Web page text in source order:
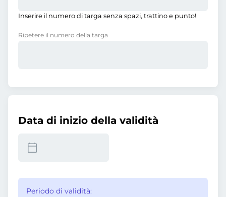
Inserire il numero di targa senza spazi, trattino e punto!
Ripetere il numero della targa
Data di inizio della validità
Periodo di validità: